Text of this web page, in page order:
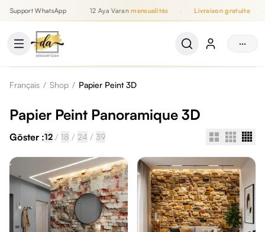
Support WhatsApp 12 Aya Varan mensualités Livraison gratuite
···
Français / Shop / Papier Peint 3D
Papier Peint Panoramique 3D
Göster :12 / 18 / 24 / 39